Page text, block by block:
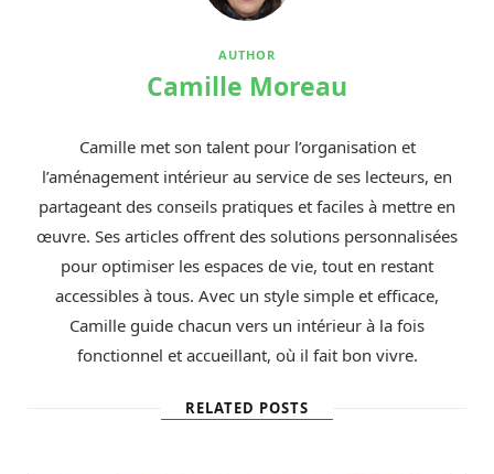
AUTHOR
Camille Moreau
Camille met son talent pour l’organisation et
l’aménagement intérieur au service de ses lecteurs, en
partageant des conseils pratiques et faciles à mettre en
œuvre. Ses articles offrent des solutions personnalisées
pour optimiser les espaces de vie, tout en restant
accessibles à tous. Avec un style simple et efficace,
Camille guide chacun vers un intérieur à la fois
fonctionnel et accueillant, où il fait bon vivre.
RELATED POSTS